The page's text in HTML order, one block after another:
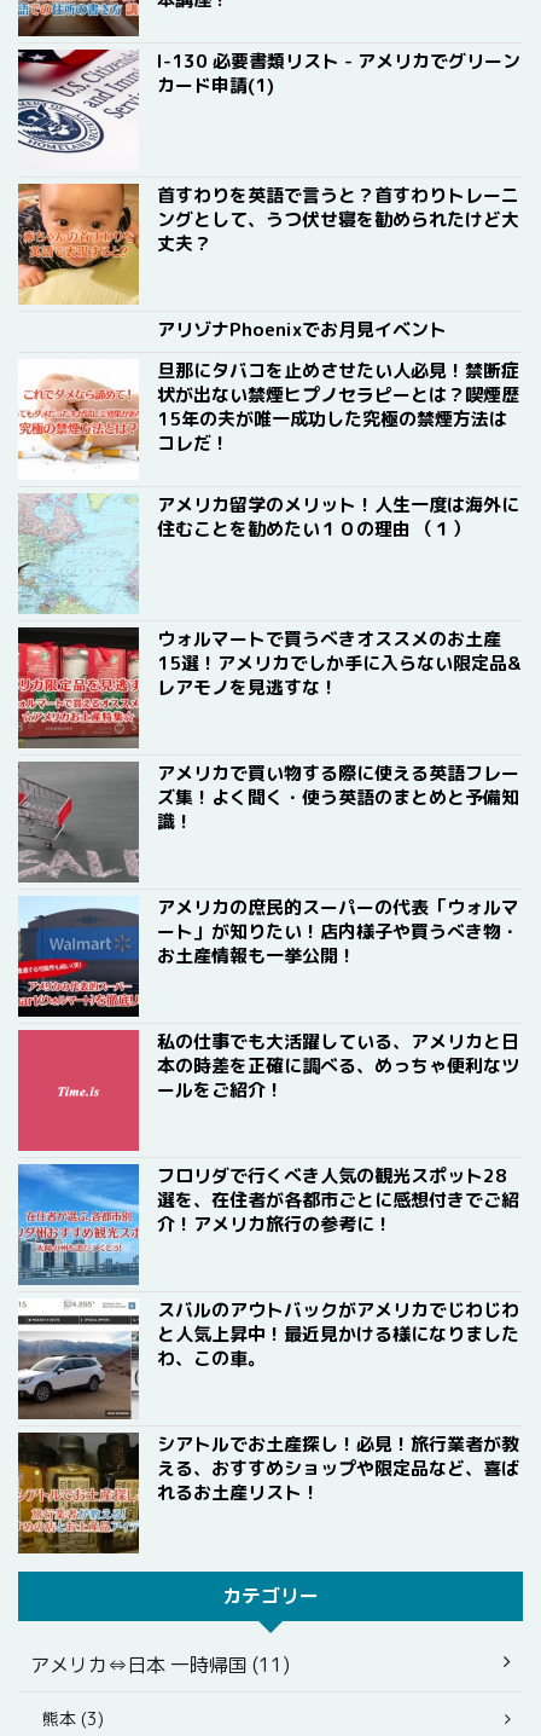
I-130 必要書類リスト - アメリカでグリーン
カード申請(1)
首すわりを英語で言うと？首すわりトレーニ
ングとして、うつ伏せ寝を勧められたけど大
丈夫？
アリゾナPhoenixでお月見イベント
旦那にタバコを止めさせたい人必見！禁断症
状が出ない禁煙ヒプノセラピーとは？喫煙歴
15年の夫が唯一成功した究極の禁煙方法は
コレだ！
アメリカ留学のメリット！人生一度は海外に
住むことを勧めたい１０の理由 （１）
ウォルマートで買うべきオススメのお土産
15選！アメリカでしか手に入らない限定品&
レアモノを見逃すな！
アメリカで買い物する際に使える英語フレー
ズ集！よく聞く・使う英語のまとめと予備知
識！
アメリカの庶民的スーパーの代表「ウォルマ
ート」が知りたい！店内様子や買うべき物・
お土産情報も一挙公開！
私の仕事でも大活躍している、アメリカと日
本の時差を正確に調べる、めっちゃ便利なツ
ールをご紹介！
フロリダで行くべき人気の観光スポット28
選を、在住者が各都市ごとに感想付きでご紹
介！アメリカ旅行の参考に！
スバルのアウトバックがアメリカでじわじわ
と人気上昇中！最近見かける様になりました
わ、この車。
シアトルでお土産探し！必見！旅行業者が教
える、おすすめショップや限定品など、喜ば
れるお土産リスト！
カテゴリー
アメリカ⇔日本 一時帰国 (11)
熊本 (3)